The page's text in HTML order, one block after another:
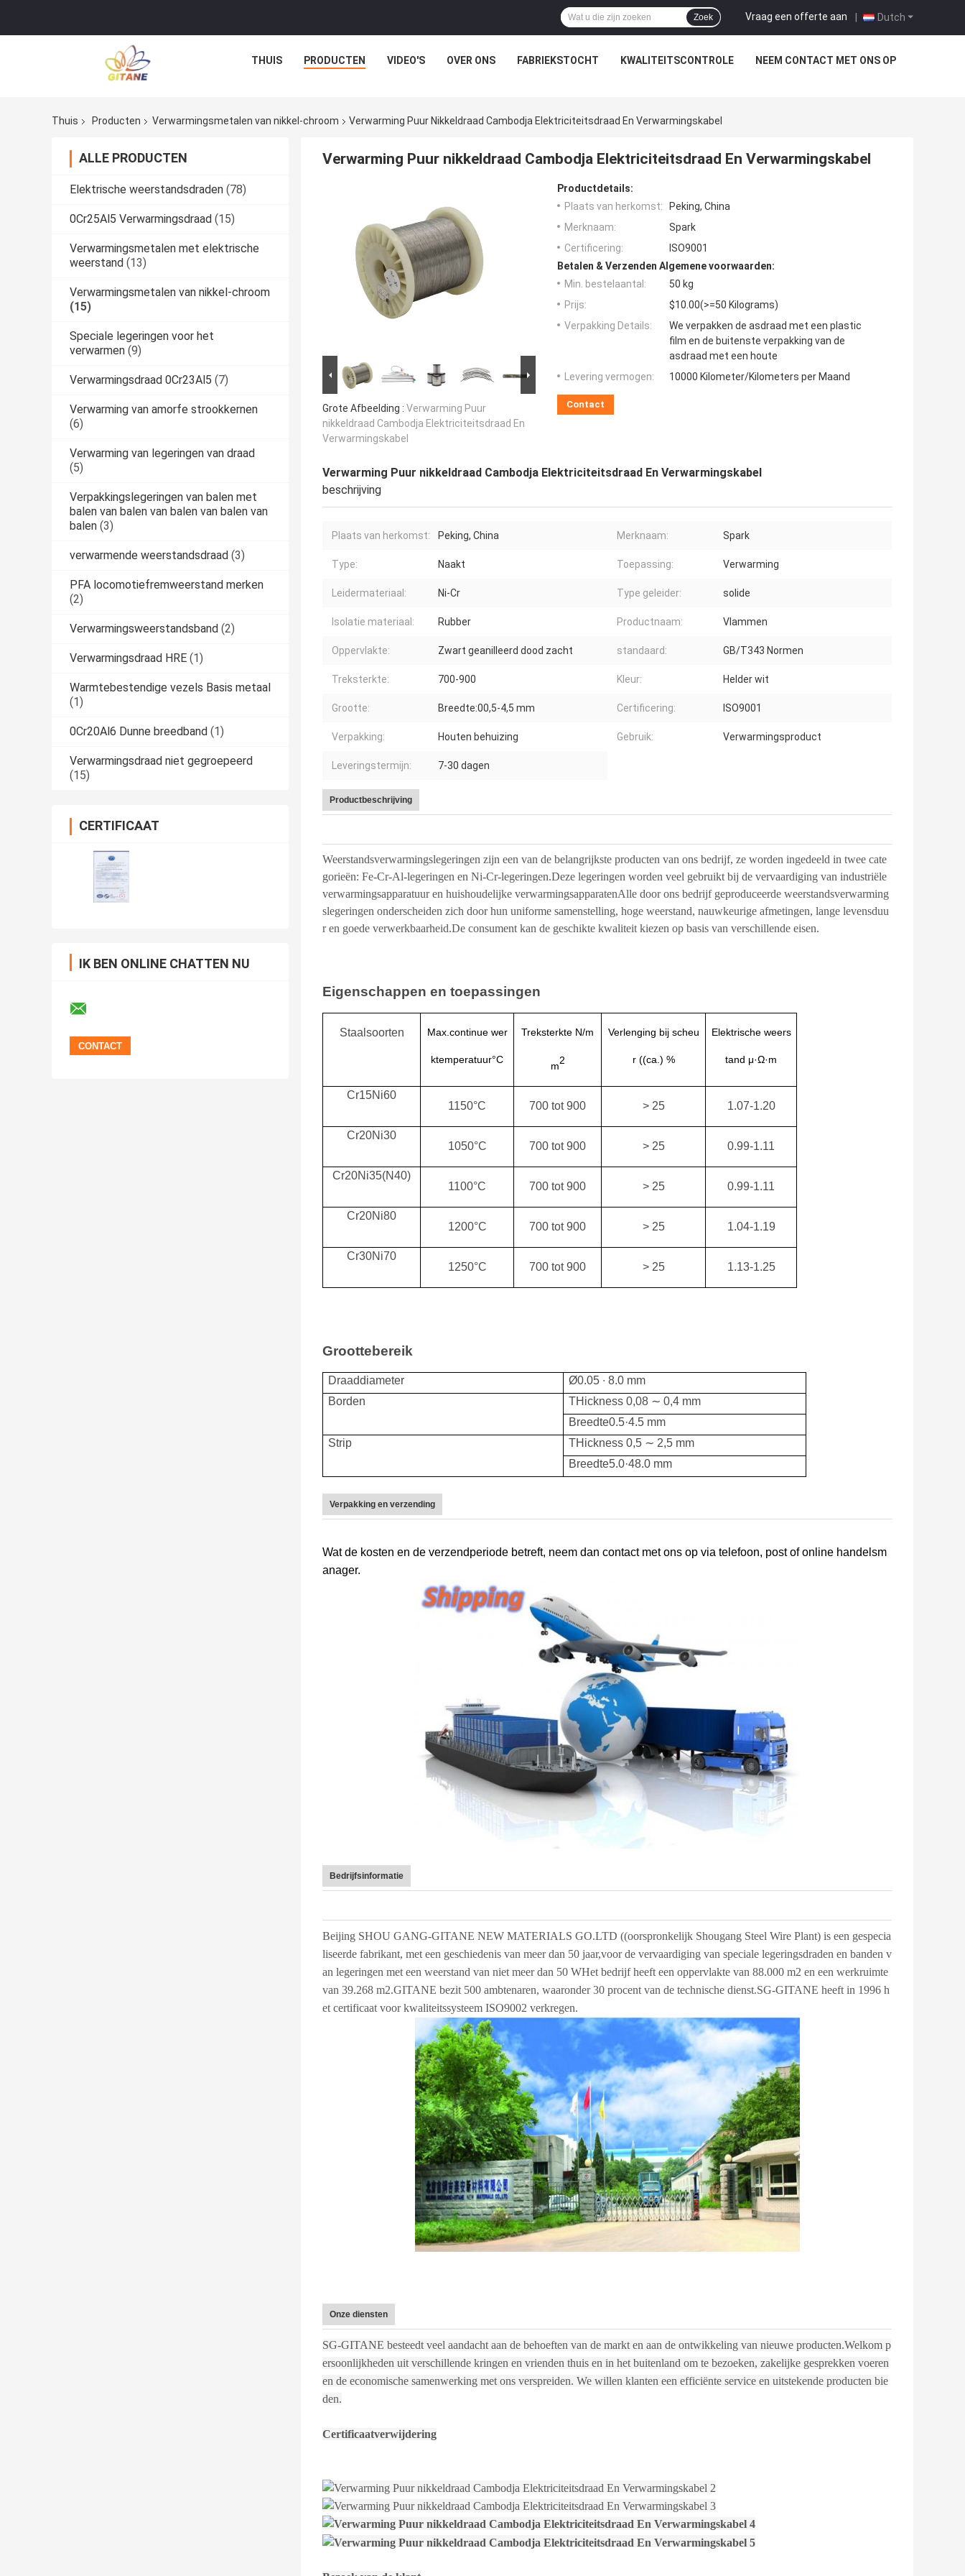
Dutch
Vraag een offerte aan |
Zoek
THUIS PRODUCTEN VIDEO'S OVER ONS FABRIEKSTOCHT KWALITEITSCONTROLE NEEM CONTACT MET ONS OP
Thuis Producten Verwarmingsmetalen van nikkel-chroom Verwarming Puur Nikkeldraad Cambodja Elektriciteitsdraad En Verwarmingskabel
ALLE PRODUCTEN
Elektrische weerstandsdraden (78)
0Cr25Al5 Verwarmingsdraad (15)
Verwarmingsmetalen met elektrische
weerstand (13)
Verwarmingsmetalen van nikkel-chroom
(15)
Speciale legeringen voor het
verwarmen (9)
Verwarmingsdraad 0Cr23Al5 (7)
Verwarming van amorfe strookkernen
(6)
Verwarming van legeringen van draad
(5)
Verpakkingslegeringen van balen met
balen van balen van balen van balen van
balen (3)
verwarmende weerstandsdraad (3)
PFA locomotiefremweerstand merken
(2)
Verwarmingsweerstandsband (2)
Verwarmingsdraad HRE (1)
Warmtebestendige vezels Basis metaal
(1)
0Cr20Al6 Dunne breedband (1)
Verwarmingsdraad niet gegroepeerd
(15)
CERTIFICAAT
IK BEN ONLINE CHATTEN NU
Verwarming Puur nikkeldraad Cambodja Elektriciteitsdraad En Verwarmingskabel
Grote Afbeelding : Verwarming Puur
nikkeldraad Cambodja Elektriciteitsdraad En
Verwarmingskabel
Productdetails:
Plaats van herkomst:
Peking, China
Merknaam:
Spark
Certificering:
ISO9001
Betalen & Verzenden Algemene voorwaarden:
Min. bestelaantal:
50 kg
Prijs:
$10.00(>=50 Kilograms)
Verpakking Details:
We verpakken de asdraad met een plastic
film en de buitenste verpakking van de
asdraad met een houte
Levering vermogen:
10000 Kilometer/Kilometers per Maand
Contact
Verwarming Puur nikkeldraad Cambodja Elektriciteitsdraad En Verwarmingskabel
beschrijving
Plaats van herkomst: Peking, China Merknaam: Spark
Type: Naakt Toepassing: Verwarming
Leidermateriaal: Ni-Cr Type geleider: solide
Isolatie materiaal: Rubber Productnaam: Vlammen
Oppervlakte: Zwart geanilleerd dood zacht standaard: GB/T343 Normen
Treksterkte: 700-900 Kleur: Helder wit
Grootte: Breedte:00,5-4,5 mm Certificering: ISO9001
Verpakking: Houten behuizing Gebruik: Verwarmingsproduct
Leveringstermijn: 7-30 dagen
Productbeschrijving
Weerstandsverwarmingslegeringen zijn een van de belangrijkste producten van ons bedrijf, ze worden ingedeeld in twee cate
gorieën: Fe-Cr-Al-legeringen en Ni-Cr-legeringen.Deze legeringen worden veel gebruikt bij de vervaardiging van industriële
verwarmingsapparatuur en huishoudelijke verwarmingsapparatenAlle door ons bedrijf geproduceerde weerstandsverwarming
slegeringen onderscheiden zich door hun uniforme samenstelling, hoge weerstand, nauwkeurige afmetingen, lange levensduu
r en goede verwerkbaarheid.De consument kan de geschikte kwaliteit kiezen op basis van verschillende eisen.
Eigenschappen en toepassingen
Staalsoorten Max.continue wer
ktemperatuur°C
Treksterkte N/m
m
2
Verlenging bij scheu
r ((ca.) %
Elektrische weers
tand μ·Ω·m
Cr15Ni60
1150°C
700 tot 900 > 25 1.07-1.20
Cr20Ni30
1050°C
700 tot 900 > 25 0.99-1.11
Cr20Ni35(N40)
1100°C
700 tot 900 > 25 0.99-1.11
Cr20Ni80
1200°C
700 tot 900 > 25 1.04-1.19
Cr30Ni70
1250°C
700 tot 900 > 25 1.13-1.25
Groottebereik
Draaddiameter Ø0.05 ∙ 8.0 mm
Borden
THickness 0,08 ∼ 0,4 mm
Breedte0.5·4.5 mm
Strip
THickness 0,5 ∼ 2,5 mm
Breedte5.0·48.0 mm
Verpakking en verzending
Wat de kosten en de verzendperiode betreft, neem dan contact met ons op via telefoon, post of online handelsm
anager.
Bedrijfsinformatie
Beijing SHOU GANG-GITANE NEW MATERIALS GO.LTD ((oorspronkelijk Shougang Steel Wire Plant) is een gespecia
liseerde fabrikant, met een geschiedenis van meer dan 50 jaar,voor de vervaardiging van speciale legeringsdraden en banden v
an legeringen met een weerstand van niet meer dan 50 WHet bedrijf heeft een oppervlakte van 88.000 m2 en een werkruimte
van 39.268 m2.GITANE bezit 500 ambtenaren, waaronder 30 procent van de technische dienst.SG-GITANE heeft in 1996 h
et certificaat voor kwaliteitssysteem ISO9002 verkregen.
Onze diensten
SG-GITANE besteedt veel aandacht aan de behoeften van de markt en aan de ontwikkeling van nieuwe producten.Welkom p
ersoonlijkheden uit verschillende kringen en vrienden thuis en in het buitenland om te bezoeken, zakelijke gesprekken voeren
en de economische samenwerking met ons verspreiden. We willen klanten een efficiënte service en uitstekende producten bie
den.
Certificaatverwijdering